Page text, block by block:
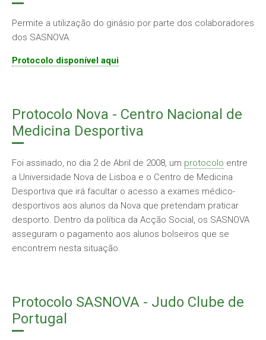
Permite a utilização do ginásio por parte dos colaboradores
dos SASNOVA.
Protocolo disponível aqui
Protocolo Nova - Centro Nacional de
Medicina Desportiva
Foi assinado, no dia 2 de Abril de 2008, um protocolo entre
a Universidade Nova de Lisboa e o Centro de Medicina
Desportiva que irá facultar o acesso a exames médico-
desportivos aos alunos da Nova que pretendam praticar
desporto. Dentro da política da Acção Social, os SASNOVA
asseguram o pagamento aos alunos bolseiros que se
encontrem nesta situação.
Protocolo SASNOVA - Judo Clube de
Portugal